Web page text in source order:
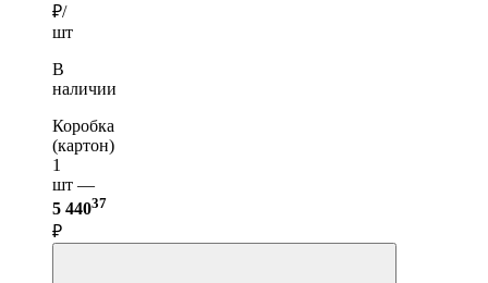
₽/
шт
В
наличии
Коробка
(картон)
1
шт —
5 44037
₽